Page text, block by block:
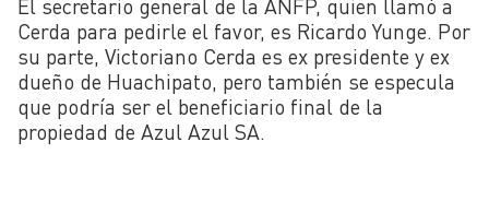
El secretario general de la ANFP, quien llamó a
Cerda para pedirle el favor, es Ricardo Yunge. Por
su parte, Victoriano Cerda es ex presidente y ex
dueño de Huachipato, pero también se especula
que podría ser el beneficiario final de la
propiedad de Azul Azul SA.